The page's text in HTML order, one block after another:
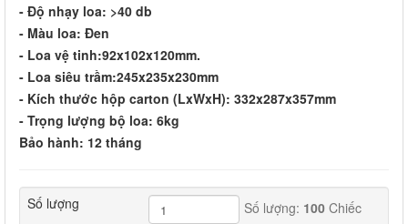
- Độ nhạy loa: >40 db
- Màu loa: Đen
- Loa vệ tinh:92x102x120mm.
- Loa siêu trầm:245x235x230mm
- Kích thước hộp carton (LxWxH): 332x287x357mm
- Trọng lượng bộ loa: 6kg
Bảo hành: 12 tháng
Số lượng Số lượng: 100Chiếc